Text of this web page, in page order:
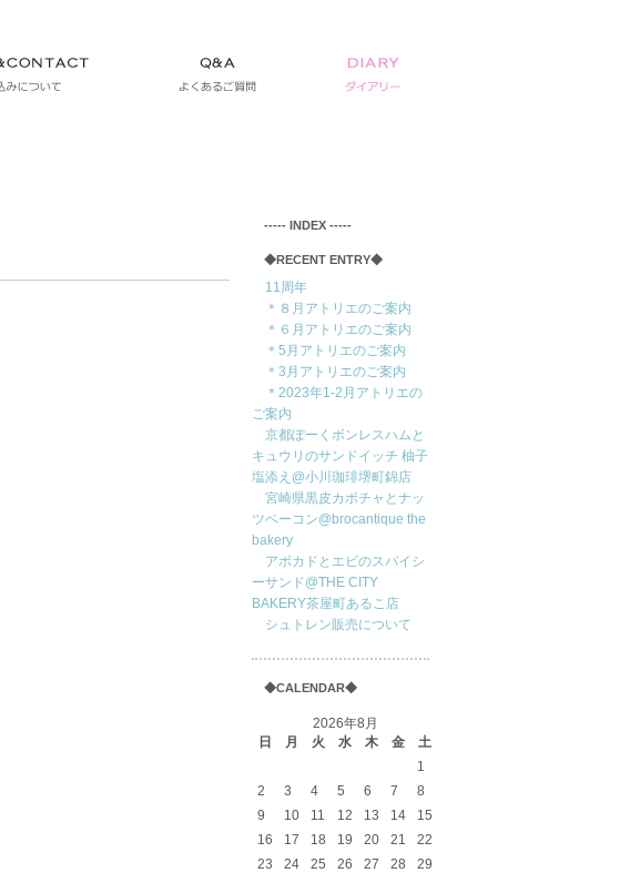
‐‐‐‐‐ INDEX ‐‐‐‐‐
◆RECENT ENTRY◆
11周年
＊８月アトリエのご案内
＊６月アトリエのご案内
＊5月アトリエのご案内
＊3月アトリエのご案内
＊2023年1-2月アトリエの
ご案内
京都ぽーくボンレスハムと
キュウリのサンドイッチ 柚子
塩添え@小川珈琲堺町錦店
宮崎県黒皮カボチャとナッ
ツベーコン@brocantique the
bakery
アボカドとエビのスパイシ
ーサンド@THE CITY
BAKERY茶屋町あるこ店
シュトレン販売について
◆CALENDAR◆
2026年8月
日
月 火 水 木 金
土
1
2
3 4 5 6 7
8
9
10 11 12 13 14
15
16
17 18 19 20 21
22
23
24 25 26 27 28
29